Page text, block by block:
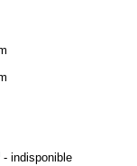
- indisponible